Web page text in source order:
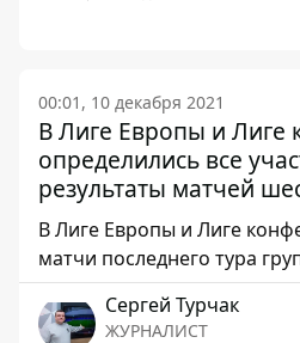
00:01, 10 декабря 2021
В Лиге Европы и Лиге
определились все
результаты матчей
В Лиге Европы и Лиге
матчи последнего тура
Сергей Турчак
ЖУРНАЛИСТ